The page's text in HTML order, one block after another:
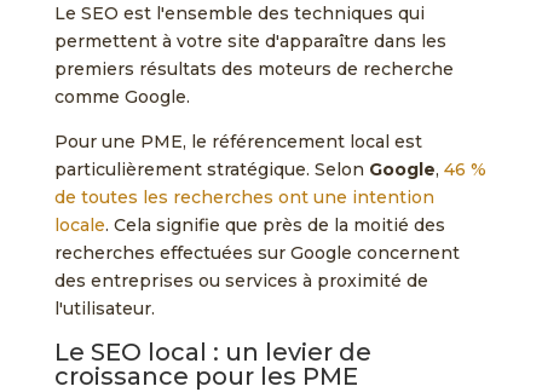
Le SEO est l'ensemble des techniques qui
permettent à votre site d'apparaître dans les
premiers résultats des moteurs de recherche
comme Google.
Pour une PME, le référencement local est
particulièrement stratégique. Selon Google, 46 %
de toutes les recherches ont une intention
locale. Cela signifie que près de la moitié des
recherches effectuées sur Google concernent
des entreprises ou services à proximité de
l'utilisateur.
Le SEO local : un levier de
croissance pour les PME